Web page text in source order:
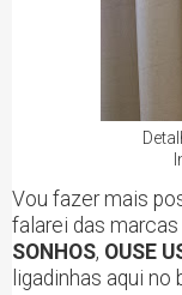
Vou fazer mais
falarei das marcas
SONHOS, OUSE
ligadinhas aqui no